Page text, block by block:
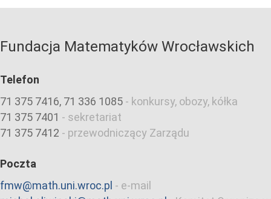
Fundacja Matematyków Wrocławskich
Telefon
71 375 7416, 71 336 1085 - konkursy, obozy, kółka
71 375 7401 - sekretariat
71 375 7412 - przewodniczący Zarządu
Poczta
fmw@math.uni.wroc.pl - e-mail